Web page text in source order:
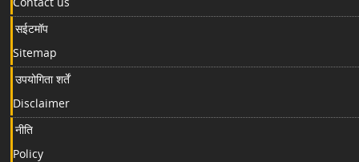
सईटमॉप
Sitemap
उपयोगिता शर्तें
Disclaimer
नीति
Policy